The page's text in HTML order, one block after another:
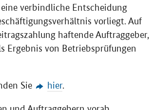
verbindliche Entscheidung
vorliegt. Auf
haftende Auftraggeber,
Ergebnis von Betriebsprüfungen
Sie hier.